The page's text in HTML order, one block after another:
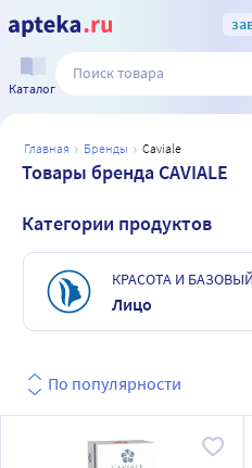
Каталог
главная бренды caviale
Товары бренда CAVIALE
Категории продуктов
КРАСОТА И
Лицо
По популярности